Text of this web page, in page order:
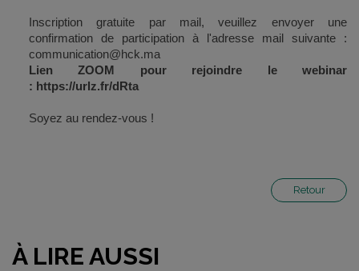
Inscription gratuite par mail, veuillez envoyer une
confirmation de participation à l'adresse mail suivante :
communication@hck.ma
Lien ZOOM pour rejoindre le webinar
: https://urlz.fr/dRta
Soyez au rendez-vous !
Retour
À LIRE AUSSI